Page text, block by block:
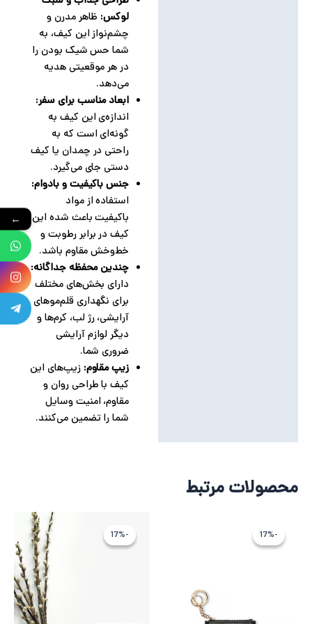
لوکس: ظاهر مدرن و
چشم‌نواز این کیف، به
شما حس شیک بودن را
در هر موقعیتی هدیه
می‌دهد.
ابعاد مناسب برای سفر:
اندازه‌ی این کیف به
گونه‌ای است که به
راحتی در چمدان یا کیف
دستی جای می‌گیرد.
جنس باکیفیت و بادوام:
استفاده از مواد
باکیفیت باعث شده این
کیف در برابر رطوبت و
خط‌وخش مقاوم باشد.
چندین محفظه جداگانه:
دارای بخش‌های مختلف
برای نگهداری قلم‌موهای
آرایشی، رژ لب، کرم‌ها و
دیگر لوازم آرایشی
ضروری شما.
زیپ مقاوم: زیپ‌های این
کیف با طراحی روان و
مقاوم، امنیت وسایل
شما را تضمین می‌کنند.
محصولات مرتبط
-17%-17%
-17%-17%
قیمت
اصلی
7,903,121
بود.
قیمت
فعلی
است.
←